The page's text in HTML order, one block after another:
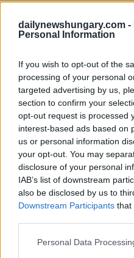
dailynewshungary.com -
Personal Information
If you wish to opt-out of the
processing of your personal
targeted advertising by us,
section to confirm your
opt-out request is processed
interest-based ads based on
us or personal information
your opt-out. You may
disclosure of your personal
IAB’s list of downstream
also be disclosed by us to
Downstream Participants that
Please note that this
Personal Data
se si guarda alle
basso piuttosto
Il programma ha descritto la
dell’Ungheria come una sorta di
anche problemi in settori come
sanitaria e i trasporti, il tutto
Da Felcsút a Hatvanpuszta
La satira si è estesa oltre la
strettamente associati all’élite
persone citate c’è István Tiborcz,
carriera imprenditoriale è stata
ascesa.
Il programma ha anche fatto
luoghi come Felcsút (il villaggio
Hatvanpuszta, spesso legati alle